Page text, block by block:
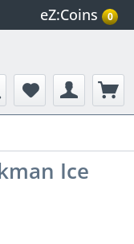
eZ:Coins 0
Ice